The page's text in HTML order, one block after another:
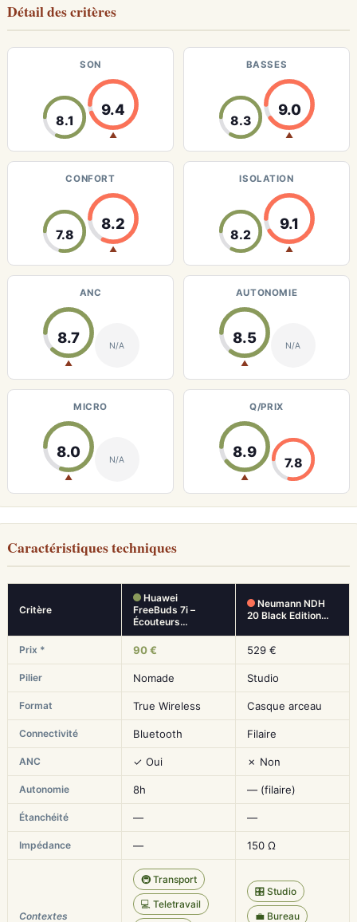
Détail des critères
SON
8.1
9.4
▲
BASSES
8.3
9.0
▲
CONFORT
7.8
8.2
▲
ISOLATION
8.2
9.1
▲
ANC
8.7
▲
N/A
AUTONOMIE
8.5
▲
N/A
MICRO
8.0
▲
N/A
Q/PRIX
8.9
▲
7.8
Caractéristiques techniques
Critère
Huawei
FreeBuds 7i –
Écouteurs…
Neumann NDH
20 Black Edition…
Prix * 90 € 529 €
Pilier Nomade Studio
Format True Wireless Casque arceau
Connectivité Bluetooth Filaire
ANC ✓ Oui ✗ Non
Autonomie 8h — (filaire)
Étanchéité — —
Impédance — 150 Ω
Contextes
🚇 Transport
💻 Teletravail
🎛️ Studio
💼 Bureau